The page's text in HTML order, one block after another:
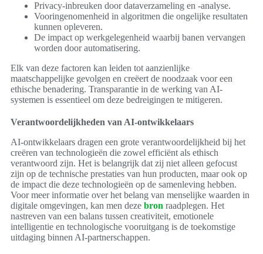
Privacy-inbreuken door dataverzameling en -analyse.
Vooringenomenheid in algoritmen die ongelijke resultaten
kunnen opleveren.
De impact op werkgelegenheid waarbij banen vervangen
worden door automatisering.
Elk van deze factoren kan leiden tot aanzienlijke
maatschappelijke gevolgen en creëert de noodzaak voor een
ethische benadering. Transparantie in de werking van AI-
systemen is essentieel om deze bedreigingen te mitigeren.
Verantwoordelijkheden van AI-ontwikkelaars
AI-ontwikkelaars dragen een grote verantwoordelijkheid bij het
creëren van technologieën die zowel efficiënt als ethisch
verantwoord zijn. Het is belangrijk dat zij niet alleen gefocust
zijn op de technische prestaties van hun producten, maar ook op
de impact die deze technologieën op de samenleving hebben.
Voor meer informatie over het belang van menselijke waarden in
digitale omgevingen, kan men deze bron raadplegen. Het
nastreven van een balans tussen creativiteit, emotionele
intelligentie en technologische vooruitgang is de toekomstige
uitdaging binnen AI-partnerschappen.